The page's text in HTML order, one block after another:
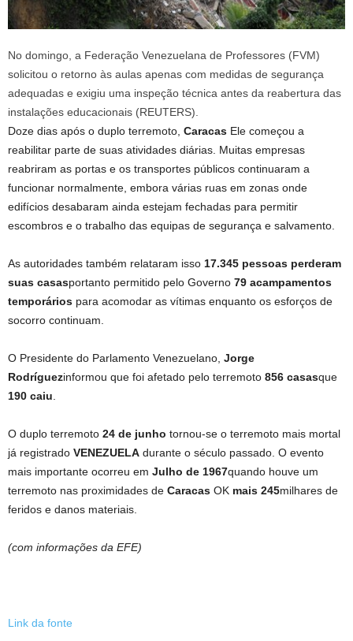
No domingo, a Federação Venezuelana de Professores (FVM)
solicitou o retorno às aulas apenas com medidas de segurança
adequadas e exigiu uma inspeção técnica antes da reabertura das
instalações educacionais (REUTERS).
Doze dias após o duplo terremoto, Caracas Ele começou a
reabilitar parte de suas atividades diárias. Muitas empresas
reabriram as portas e os transportes públicos continuaram a
funcionar normalmente, embora várias ruas em zonas onde
edifícios desabaram ainda estejam fechadas para permitir
escombros e o trabalho das equipas de segurança e salvamento.
As autoridades também relataram isso 17.345 pessoas perderam
suas casasportanto permitido pelo Governo 79 acampamentos
temporários para acomodar as vítimas enquanto os esforços de
socorro continuam.
O Presidente do Parlamento Venezuelano, Jorge
Rodríguezinformou que foi afetado pelo terremoto 856 casasque
190 caiu.
O duplo terremoto 24 de junho tornou-se o terremoto mais mortal
já registrado VENEZUELA durante o século passado. O evento
mais importante ocorreu em Julho de 1967quando houve um
terremoto nas proximidades de Caracas OK mais 245milhares de
feridos e danos materiais.
(com informações da EFE)
Link da fonte